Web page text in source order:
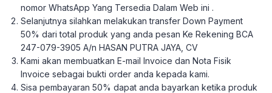
nomor WhatsApp Yang Tersedia Dalam Web ini .
Selanjutnya silahkan melakukan transfer Down Payment
50% dari total produk yang anda pesan Ke Rekening BCA
247-079-3905 A/n HASAN PUTRA JAYA, CV
Kami akan membuatkan E-mail Invoice dan Nota Fisik
Invoice sebagai bukti order anda kepada kami.
Sisa pembayaran 50% dapat anda bayarkan ketika produk